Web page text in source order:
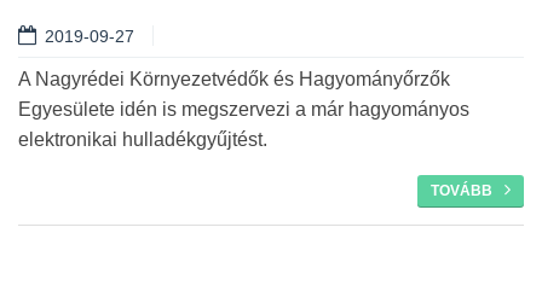
2019-09-27
A Nagyrédei Környezetvédők és Hagyományőrzők
Egyesülete idén is megszervezi a már hagyományos
elektronikai hulladékgyűjtést.
TOVÁBB